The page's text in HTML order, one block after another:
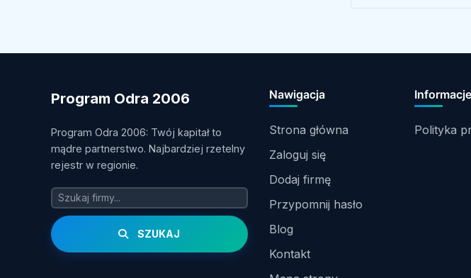
Program Odra 2006
Program Odra 2006: Twój kapitał to
mądre partnerstwo. Najbardziej rzetelny
rejestr w regionie.
SZUKAJ
Nawigacja
Strona główna
Zaloguj się
Dodaj firmę
Przypomnij hasło
Blog
Kontakt
Informacje
Polityka